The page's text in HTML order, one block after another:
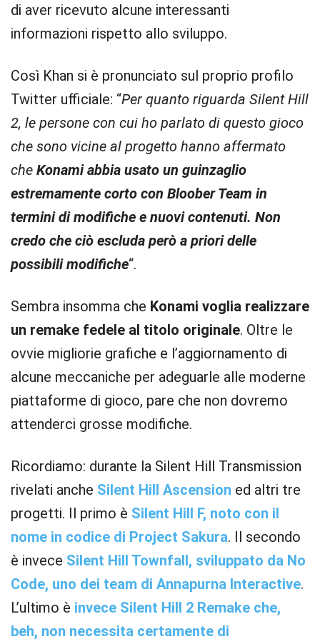
di aver ricevuto alcune interessanti
informazioni rispetto allo sviluppo.
Così Khan si è pronunciato sul proprio profilo
Twitter ufficiale: “Per quanto riguarda Silent Hill
2, le persone con cui ho parlato di questo gioco
che sono vicine al progetto hanno affermato
che Konami abbia usato un guinzaglio
estremamente corto con Bloober Team in
termini di modifiche e nuovi contenuti. Non
credo che ciò escluda però a priori delle
possibili modifiche“.
Sembra insomma che Konami voglia realizzare
un remake fedele al titolo originale. Oltre le
ovvie migliorie grafiche e l’aggiornamento di
alcune meccaniche per adeguarle alle moderne
piattaforme di gioco, pare che non dovremo
attenderci grosse modifiche.
Ricordiamo: durante la Silent Hill Transmission
rivelati anche Silent Hill Ascension ed altri tre
progetti. Il primo è Silent Hill F, noto con il
nome in codice di Project Sakura. Il secondo
è invece Silent Hill Townfall, sviluppato da No
Code, uno dei team di Annapurna Interactive.
L’ultimo è invece Silent Hill 2 Remake che,
beh, non necessita certamente di